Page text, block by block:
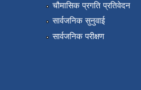
चौमासिक प्रगति प्रतिवेदन
सार्वजनिक सुनुवाई
सार्वजनिक परीक्षण